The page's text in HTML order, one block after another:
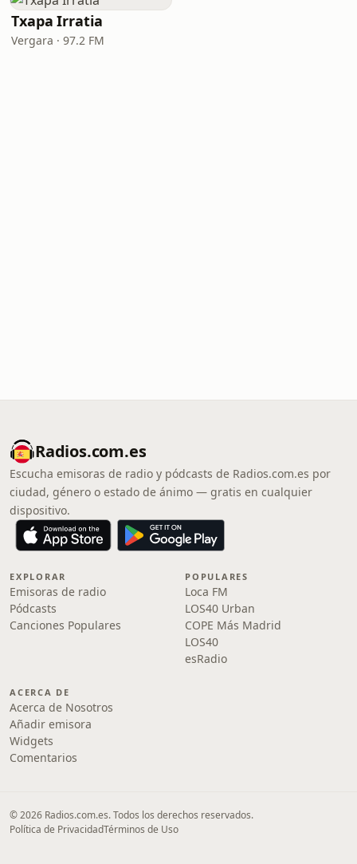
Txapa Irratia
Vergara · 97.2 FM
Radios.com.es
Escucha emisoras de radio y pódcasts de Radios.com.es por
ciudad, género o estado de ánimo — gratis en cualquier
dispositivo.
EXPLORAR
Emisoras de radio
Pódcasts
Canciones Populares
POPULARES
Loca FM
LOS40 Urban
COPE Más Madrid
LOS40
esRadio
ACERCA DE
Acerca de Nosotros
Añadir emisora
Widgets
Comentarios
© 2026 Radios.com.es. Todos los derechos reservados.
Política de PrivacidadTérminos de Uso